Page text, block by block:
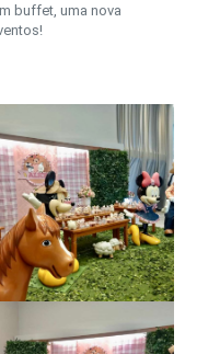
buffet, uma nova